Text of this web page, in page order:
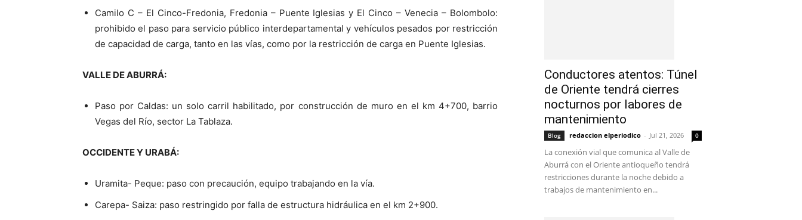
Camilo C – El Cinco-Fredonia, Fredonia – Puente Iglesias y El Cinco – Venecia – Bolombolo:
prohibido el paso para servicio público interdepartamental y vehículos pesados por restricción
de capacidad de carga, tanto en las vías, como por la restricción de carga en Puente Iglesias.
VALLE DE ABURRÁ:
Paso por Caldas: un solo carril habilitado, por construcción de muro en el km 4+700, barrio
Vegas del Río, sector La Tablaza.
OCCIDENTE Y URABÁ:
Uramita- Peque: paso con precaución, equipo trabajando en la vía.
Carepa- Saiza: paso restringido por falla de estructura hidráulica en el km 2+900.
Conductores atentos: Túnel
de Oriente tendrá cierres
nocturnos por labores de
mantenimiento
Blog redaccion elperiodico - Jul 21, 2026 0
La conexión vial que comunica al Valle de
Aburrá con el Oriente antioqueño tendrá
restricciones durante la noche debido a
trabajos de mantenimiento en...